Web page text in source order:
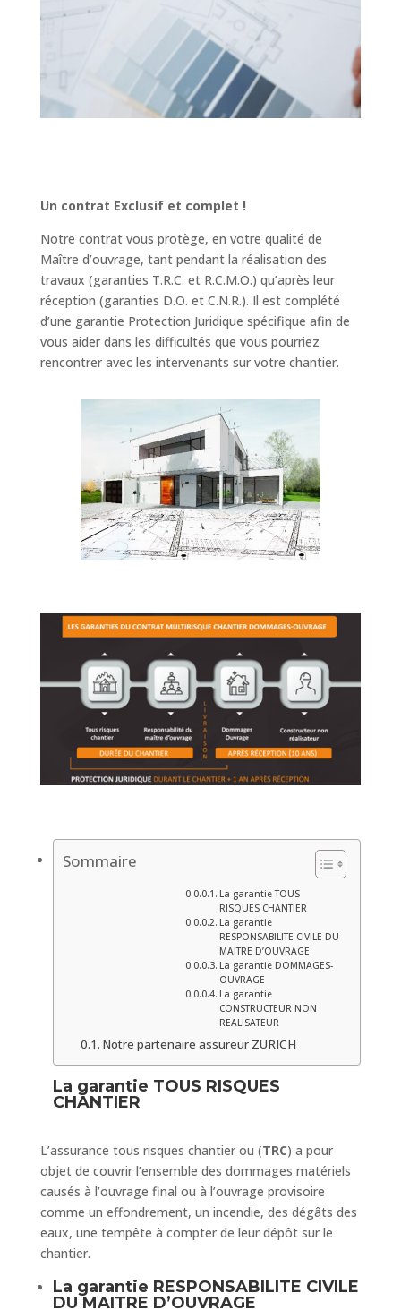
Un contrat Exclusif et complet !
Notre contrat vous protège, en votre qualité de
Maître d’ouvrage, tant pendant la réalisation des
travaux (garanties T.R.C. et R.C.M.O.) qu’après leur
réception (garanties D.O. et C.N.R.). Il est complété
d’une garantie Protection Juridique spécifique afin de
vous aider dans les difficultés que vous pourriez
rencontrer avec les intervenants sur votre chantier.
Sommaire
La garantie TOUS
RISQUES CHANTIER
La garantie
RESPONSABILITE CIVILE DU
MAITRE D’OUVRAGE
La garantie DOMMAGES-
OUVRAGE
La garantie
CONSTRUCTEUR NON
REALISATEUR
Notre partenaire assureur ZURICH
La garantie TOUS RISQUES
CHANTIER
L’assurance tous risques chantier ou (TRC) a pour
objet de couvrir l’ensemble des dommages matériels
causés à l’ouvrage final ou à l’ouvrage provisoire
comme un effondrement, un incendie, des dégâts des
eaux, une tempête à compter de leur dépôt sur le
chantier.
La garantie RESPONSABILITE CIVILE
DU MAITRE D’OUVRAGE